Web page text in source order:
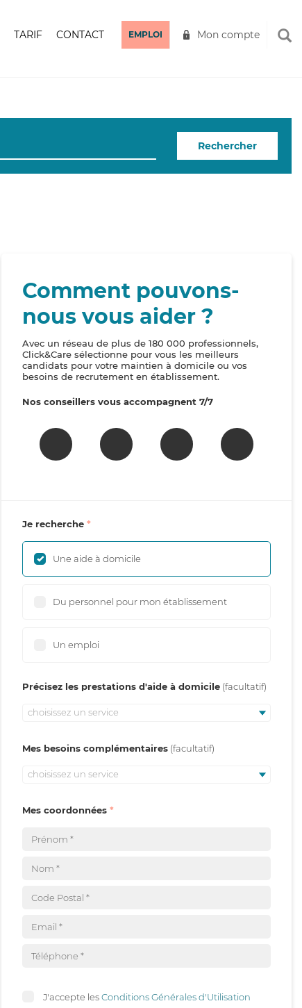
TARIF CONTACT EMPLOI Mon compte
Rechercher
Comment pouvons-
nous vous aider ?
Avec un réseau de plus de 180 000 professionnels,
Click&Care sélectionne pour vous les meilleurs
candidats pour votre maintien à domicile ou vos
besoins de recrutement en établissement.
Nos conseillers vous accompagnent 7/7
Je recherche
Une aide à domicile
Du personnel pour mon établissement
Un emploi
Précisez les prestations d'aide à domicile
choisissez un service
Mes besoins complémentaires
choisissez un service
Mes coordonnées
J'accepte lesConditions Générales d'Utilisation